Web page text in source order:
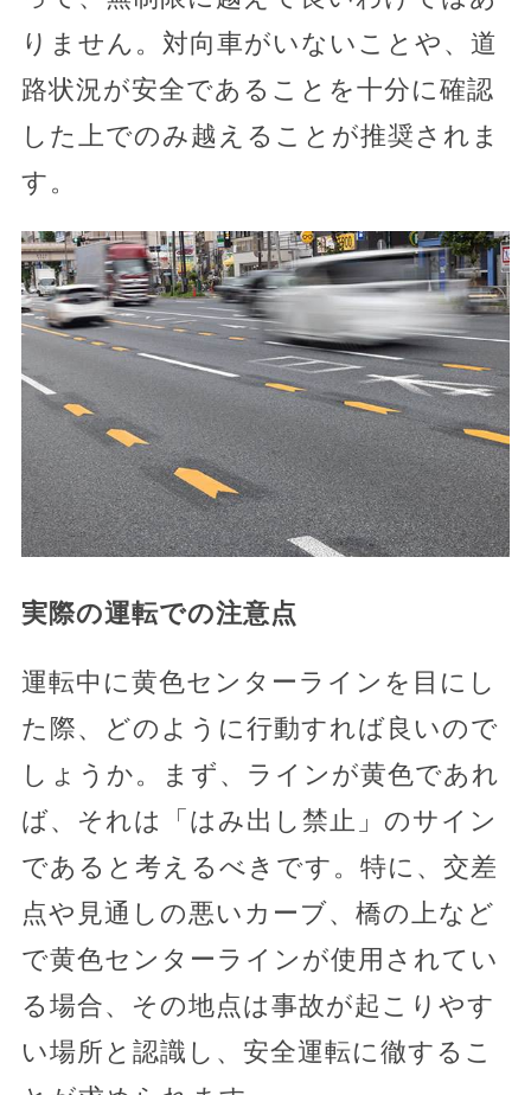
りません。対向車がいないことや、道
路状況が安全であることを十分に確認
した上でのみ越えることが推奨されま
す。
実際の運転での注意点
運転中に黄色センターラインを目にし
た際、どのように行動すれば良いので
しょうか。まず、ラインが黄色であれ
ば、それは「はみ出し禁止」のサイン
であると考えるべきです。特に、交差
点や見通しの悪いカーブ、橋の上など
で黄色センターラインが使用されてい
る場合、その地点は事故が起こりやす
い場所と認識し、安全運転に徹するこ